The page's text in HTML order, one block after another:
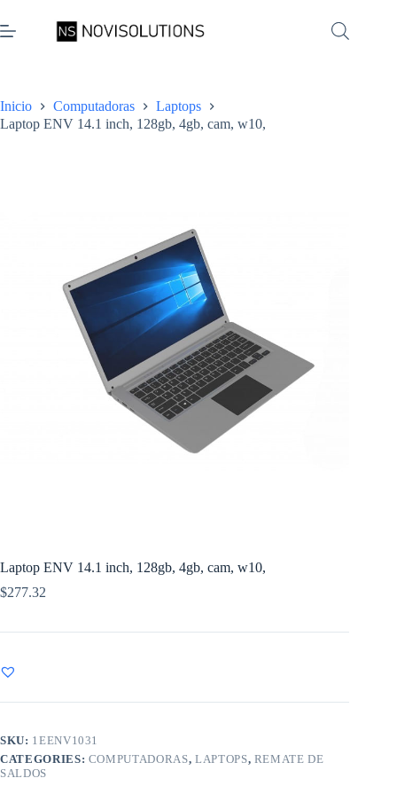
al
contenido
Inicio Computadoras
Laptops
Laptop ENV 14.1 inch, 128gb, 4gb, cam, w10,
Laptop ENV 14.1 inch, 128gb, 4gb, cam, w10,
$277.32
SKU: 1EENV1031
CATEGORIES: COMPUTADORAS, LAPTOPS, REMATE DE
SALDOS